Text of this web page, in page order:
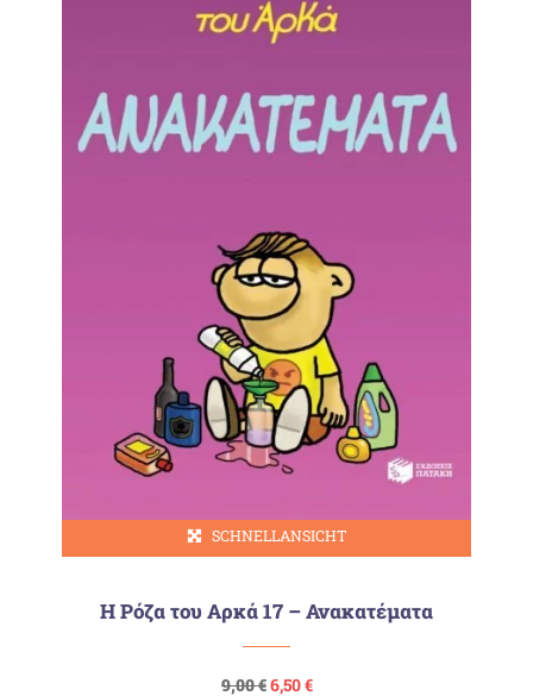
SCHNELLANSICHT
Η Ρόζα του Αρκά 17 – Ανακατέματα
9,00€Ursprünglicher
6,50€Aktueller